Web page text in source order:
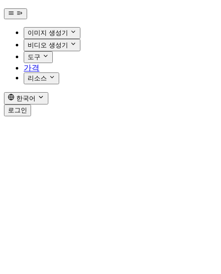
이미지 생성기
비디오 생성기
도구
가격
리소스
한국어
로그인